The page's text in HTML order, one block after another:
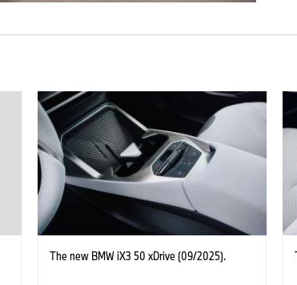
The new BMW iX3 50 xDrive (09/2025).